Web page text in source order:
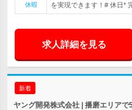
休暇
を実現できます！# 休日*
求人詳細を見る
新着
ヤング開発株式会社 | 播磨エリア